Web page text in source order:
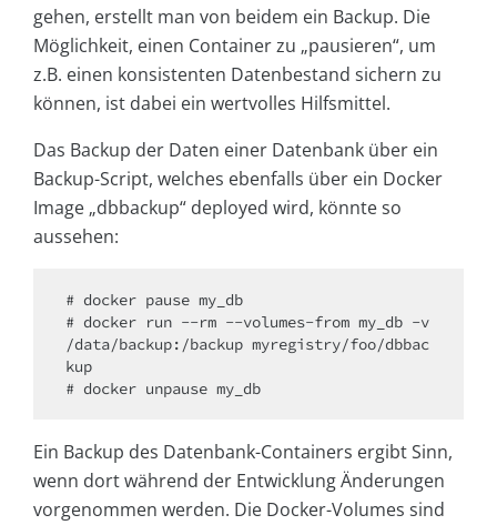
gehen, erstellt man von beidem ein Backup. Die
Möglichkeit, einen Container zu „pausieren“, um
z.B. einen konsistenten Datenbestand sichern zu
können, ist dabei ein wertvolles Hilfsmittel.
Das Backup der Daten einer Datenbank über ein
Backup-Script, welches ebenfalls über ein Docker
Image „dbbackup“ deployed wird, könnte so
aussehen:
# docker pause my_db
# docker run --rm --volumes-from my_db -v
/data/backup:/backup myregistry/foo/dbbac
kup
Ein Backup des Datenbank-Containers ergibt Sinn,
wenn dort während der Entwicklung Änderungen
vorgenommen werden. Die Docker-Volumes sind